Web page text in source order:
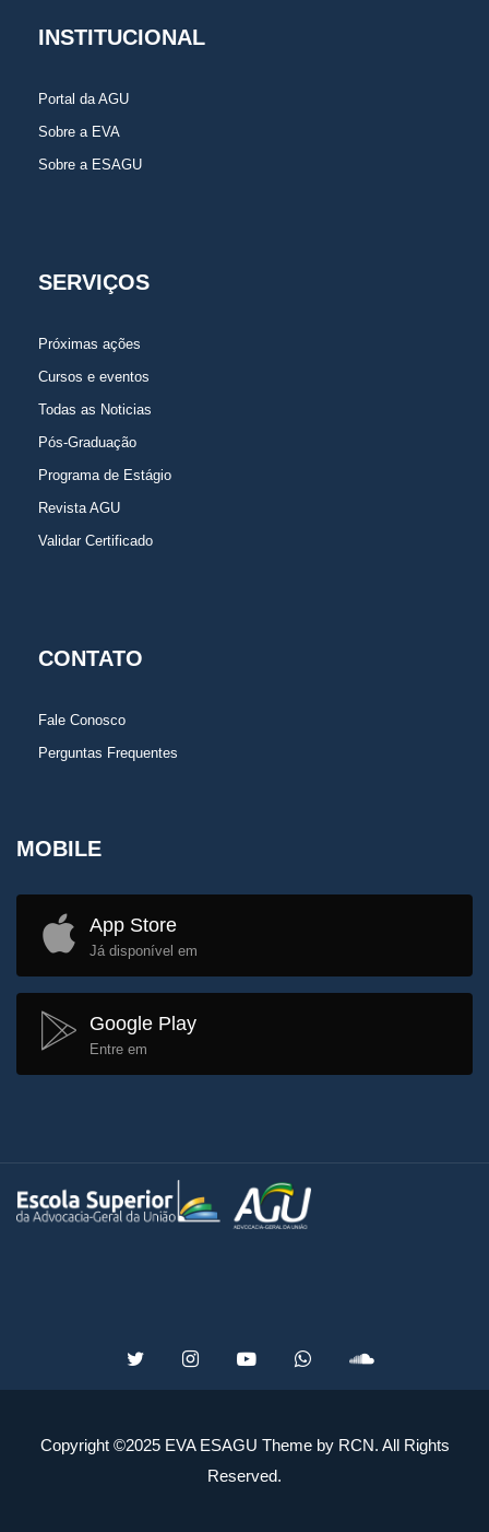
INSTITUCIONAL
Portal da AGU
Sobre a EVA
Sobre a ESAGU
SERVIÇOS
Próximas ações
Cursos e eventos
Todas as Noticias
Pós-Graduação
Programa de Estágio
Revista AGU
Validar Certificado
CONTATO
Fale Conosco
Perguntas Frequentes
MOBILE
App Store
Já disponível em
Google Play
Entre em
Copyright ©2025 EVA ESAGU Theme by RCN. All Rights
Reserved.